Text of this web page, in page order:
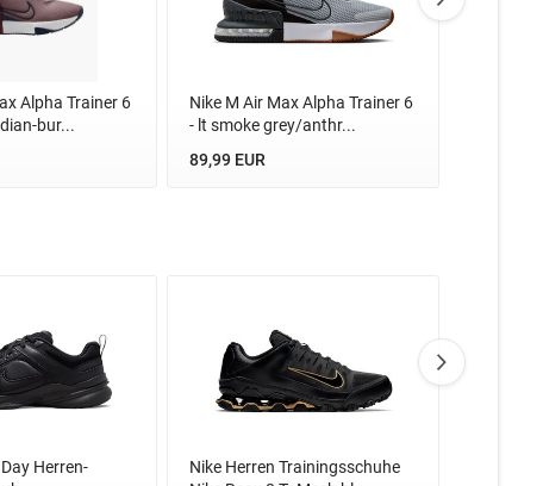
Alpha Trainer 6
bur...
Nike M Air Max Alpha Trainer 6
- lt smoke grey/anthr...
89,99 EUR
Herren-
Nike Herren Trainingsschuhe